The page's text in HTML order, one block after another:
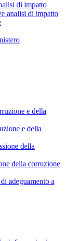
di impatto
analisi di impatto
e della
e della
della
della corruzione
adeguamento a